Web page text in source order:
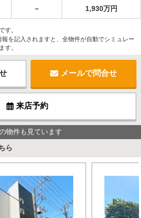
－ 1,930万円
す。
報を記入されますと、全物件が自動でシミュレー
す。
メールで問合せ
来店予約
物件も見ています
ら